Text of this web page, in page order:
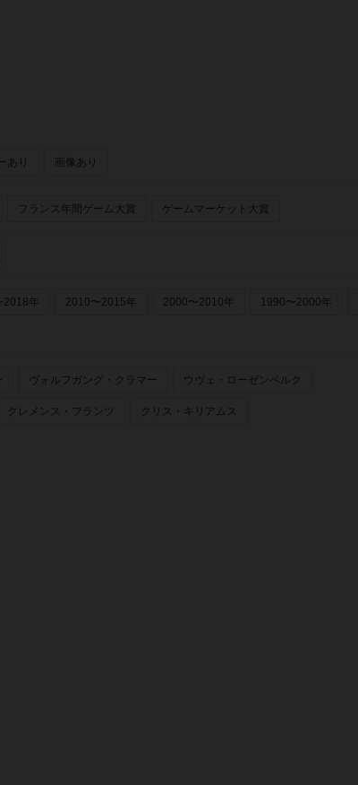
あり 画像あり
フランス年間ゲーム大賞 ゲームマーケット大賞
年 2010〜2015年 2000〜2010年 1990〜2000年
ヴォルフガング・クラマー ウヴェ・ローゼンベルク
クレメンス・フランツ クリス・キリアムス